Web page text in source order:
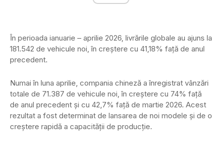
În perioada ianuarie – aprilie 2026, livrările globale au ajuns la
181.542 de vehicule noi, în creștere cu 41,18% față de anul
precedent.
Numai în luna aprilie, compania chineză a înregistrat vânzări
totale de 71.387 de vehicule noi, în creștere cu 74% față
de anul precedent și cu 42,7% față de martie 2026. Acest
rezultat a fost determinat de lansarea de noi modele și de o
creștere rapidă a capacității de producție.